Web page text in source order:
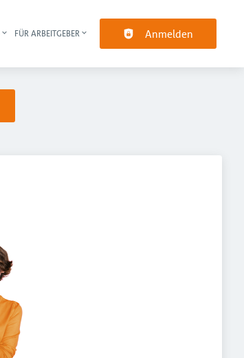
FÜR ARBEITGEBER Anmelden